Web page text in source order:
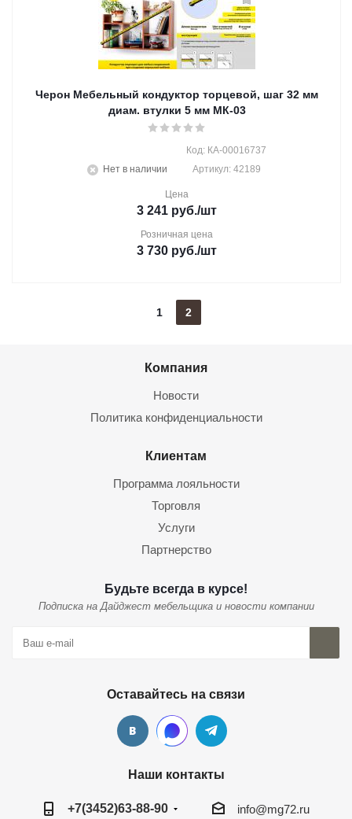
Черон Мебельный кондуктор торцевой, шаг 32 мм
диам. втулки 5 мм МК-03
Нет в наличии
Код: КА-00016737
Артикул: 42189
Цена
3 241 руб./шт
Розничная цена
3 730 руб./шт
1 2
Компания
Новости
Политика конфиденциальности
Клиентам
Программа лояльности
Торговля
Услуги
Партнерство
Будьте всегда в курсе!
Подписка на Дайджест мебельщика и новости компании
Оставайтесь на связи
Наши контакты
+7(3452)63-88-90 info@mg72.ru